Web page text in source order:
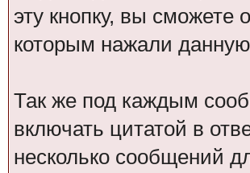
эту кнопку, вы сможете
которым нажали данную
Так же под каждым
включать цитатой в
несколько сообщений